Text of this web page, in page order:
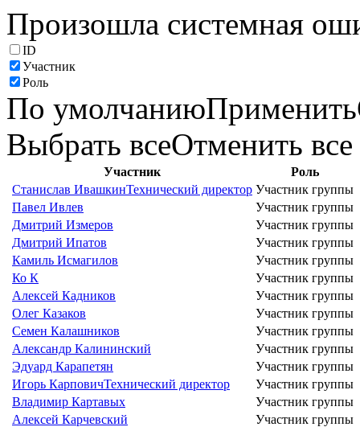
Произошла системная
ID
Участник
Роль
По умолчаниюПрименить
Выбрать всеОтменить все
Участник
Роль
Станислав ИвашкинТехнический директор Участник группы
Павел Ивлев
Участник группы
Дмитрий Измеров
Участник группы
Дмитрий Ипатов
Участник группы
Камиль Исмагилов
Участник группы
Ко К
Участник группы
Алексей Кадников
Участник группы
Олег Казаков
Участник группы
Семен Калашников
Участник группы
Александр Калининский
Участник группы
Эдуард Карапетян
Участник группы
Игорь КарповичТехнический директор
Участник группы
Владимир Картавых
Участник группы
Алексей Карчевский
Участник группы